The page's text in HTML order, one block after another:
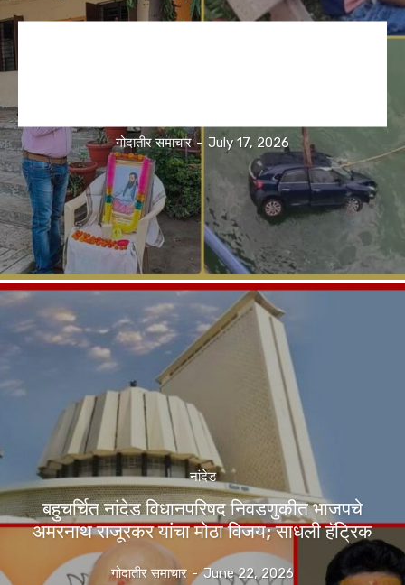
गोदातीर समाचार - July 17, 2026
नांदेड
बहुचर्चित नांदेड विधानपरिषद निवडणुकीत भाजपचे
अमरनाथ राजूरकर यांचा मोठा विजय; साधली हॅट्रिक
गोदातीर समाचार - June 22, 2026